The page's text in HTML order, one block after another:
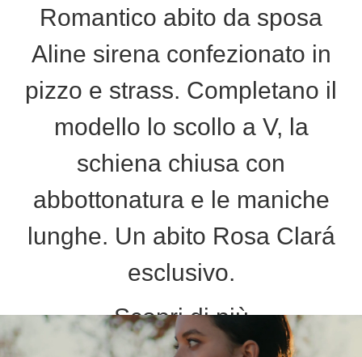
Romantico abito da sposa
Aline sirena confezionato in
pizzo e strass. Completano il
modello lo scollo a V, la
schiena chiusa con
abbottonatura e le maniche
lunghe. Un abito Rosa Clará
esclusivo.
Scopri di più